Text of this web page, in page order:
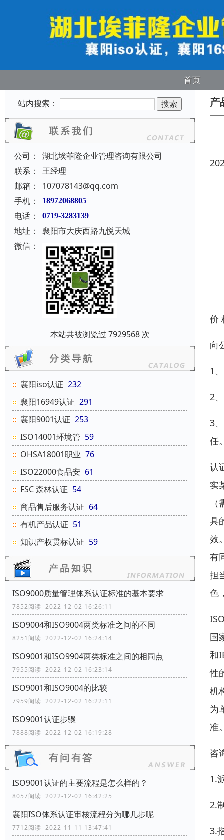
首页
站内搜索：
公司：
湖北埃菲隆企业管理咨询有限公司
联系：
王经理
邮箱：
107078143@qq.com
手机：
18972068805
电话： 0719-3283139
地址：
襄阳市大庆西路九悦天城
微信：
本站共被浏览过 7929568 次
襄阳iso认证 232
襄阳16949认证 291
襄阳9001认证 253
ISO14001环境管 59
OHSA18001职业 76
ISO22000食品安 61
FSC 森林认证 54
商品售后服务认证 64
有机产品认证 51
知识产权贯标认证 59
ISO9000质量管理体系认证标准的基本要求
7852阅读 2022-12-02 16:26:11
ISO9004和ISO9004两类标准之间的不同
8251阅读 2022-12-02 16:24:14
ISO9001和ISO9904两类标准之间的相同点
7955阅读 2022-12-02 16:23:14
ISO9001和ISO9004的比较
7959阅读 2022-12-02 16:22:11
ISO9001认证步骤
7888阅读 2022-12-02 16:19:28
ISO9001认证的主要流程是怎么样的？
8057阅读 2022-12-02 16:42:25
襄阳ISO体系认证审核流程分为哪几步呢
7712阅读 2022-11-11 13:47:41
产
价
向
1
2
3
任
认
实
具
效
有
担
色
国
和
性
机
为
准
咨
1.
2.
3.